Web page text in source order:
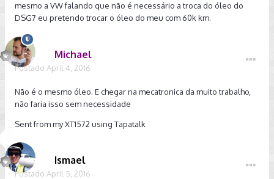
mesmo a VW falando que não é necessário a troca do óleo do
DSG7 eu pretendo trocar o óleo do meu com 60k km.
Michael
Postado April 4, 2016
Não é o mesmo óleo. E chegar na mecatronica da muito trabalho,
não faria isso sem necessidade
Sent from my XT1572 using Tapatalk
Ismael
Postado April 5, 2016